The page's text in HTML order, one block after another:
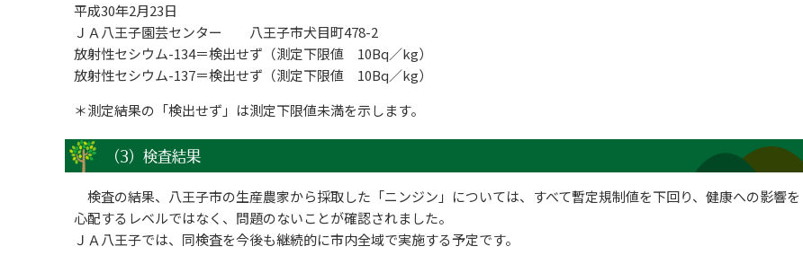
平成30年2月23日
ＪＡ八王子園芸センター 八王子市犬目町478-2
放射性セシウム-134＝検出せず（測定下限値 10Bq／kg）
放射性セシウム-137＝検出せず（測定下限値 10Bq／kg）
＊測定結果の「検出せず」は測定下限値未満を示します。
（3）検査結果
検査の結果、八王子市の生産農家から採取した「ニンジン」については、すべて暫定規制値を下回り、健康への影響を
心配するレベルではなく、問題のないことが確認されました。
ＪＡ八王子では、同検査を今後も継続的に市内全域で実施する予定です。